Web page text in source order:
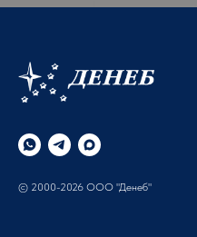
© 2000-2026 ООО "Денеб"